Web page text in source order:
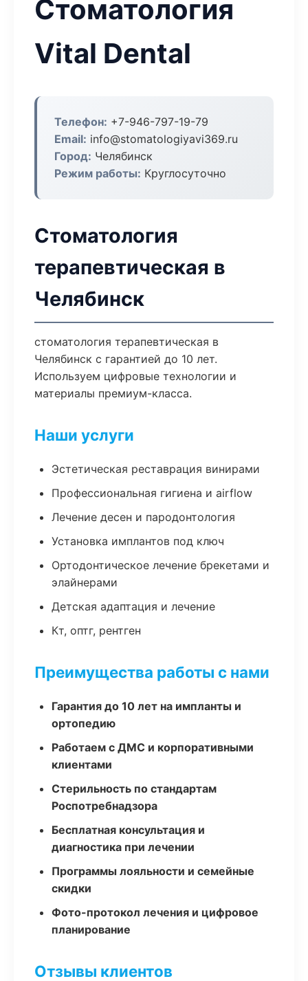
Стоматология
Vital Dental
Телефон: +7-946-797-19-79
Email: info@stomatologiyavi369.ru
Город: Челябинск
Режим работы: Круглосуточно
Стоматология
терапевтическая в
Челябинск
стоматология терапевтическая в
Челябинск с гарантией до 10 лет.
Используем цифровые технологии и
материалы премиум-класса.
Наши услуги
Эстетическая реставрация винирами
Профессиональная гигиена и airflow
Лечение десен и пародонтология
Установка имплантов под ключ
Ортодонтическое лечение брекетами и
элайнерами
Детская адаптация и лечение
Кт, оптг, рентген
Преимущества работы с нами
Гарантия до 10 лет на импланты и
ортопедию
Работаем с ДМС и корпоративными
клиентами
Стерильность по стандартам
Роспотребнадзора
Бесплатная консультация и
диагностика при лечении
Программы лояльности и семейные
скидки
Фото-протокол лечения и цифровое
планирование
Отзывы клиентов